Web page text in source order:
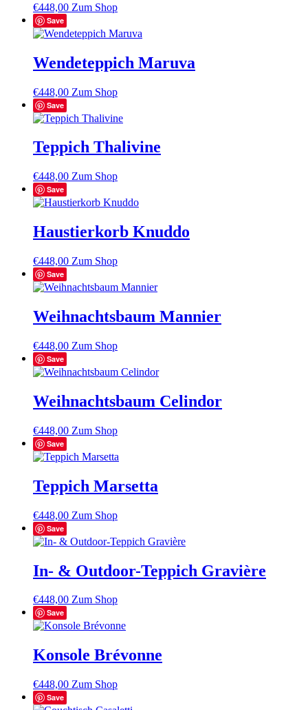
€448,00 Zum Shop
Save
Wendeteppich Maruva
€448,00 Zum Shop
Save
Teppich Thalivine
€448,00 Zum Shop
Save
Haustierkorb Knuddo
€448,00 Zum Shop
Save
Weihnachtsbaum Mannier
€448,00 Zum Shop
Save
Weihnachtsbaum Celindor
€448,00 Zum Shop
Save
Teppich Marsetta
€448,00 Zum Shop
Save
In- & Outdoor-Teppich Gravière
€448,00 Zum Shop
Save
Konsole Brévonne
€448,00 Zum Shop
Save